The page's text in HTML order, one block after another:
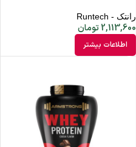
رانتک - Runtech
2,113,600 تومان
اطلاعات بیشتر